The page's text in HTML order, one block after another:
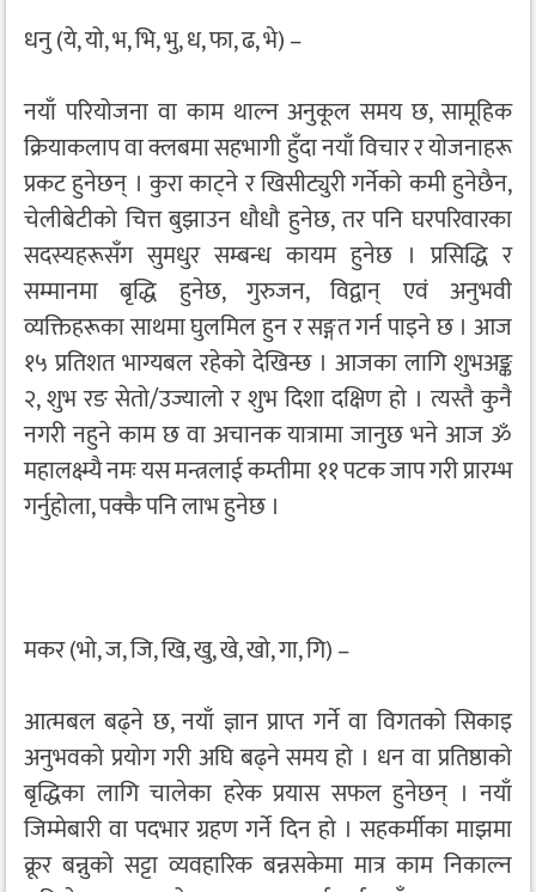
धनु (ये, यो, भ, भि, भु, ध, फा, ढ, भे) –
नयाँ परियोजना वा काम थाल्न अनुकूल समय छ, सामूहिक
क्रियाकलाप वा क्लबमा सहभागी हुँदा नयाँ विचार र योजनाहरू
प्रकट हुनेछन् । कुरा काट्ने र खिसीट्युरी गर्नेको कमी हुनेछैन,
चेलीबेटीको चित्त बुझाउन धौधौ हुनेछ, तर पनि घरपरिवारका
सदस्यहरूसँग सुमधुर सम्बन्ध कायम हुनेछ । प्रसिद्धि र
सम्मानमा बृद्धि हुनेछ, गुरुजन, विद्वान् एवं अनुभवी
व्यक्तिहरूका साथमा घुलमिल हुन र सङ्गत गर्न पाइने छ । आज
१५ प्रतिशत भाग्यबल रहेको देखिन्छ । आजका लागि शुभअङ्क
२, शुभ रङ सेतो/उज्यालो र शुभ दिशा दक्षिण हो । त्यस्तै कुनै
नगरी नहुने काम छ वा अचानक यात्रामा जानुछ भने आज ॐ
महालक्ष्म्यै नमः यस मन्त्रलाई कम्तीमा ११ पटक जाप गरी प्रारम्भ
गर्नुहोला, पक्कै पनि लाभ हुनेछ ।
मकर (भो, ज, जि, खि, खु, खे, खो, गा, गि) –
आत्मबल बढ्ने छ, नयाँ ज्ञान प्राप्त गर्ने वा विगतको सिकाइ
अनुभवको प्रयोग गरी अघि बढ्ने समय हो । धन वा प्रतिष्ठाको
बृद्धिका लागि चालेका हरेक प्रयास सफल हुनेछन् । नयाँ
जिम्मेबारी वा पदभार ग्रहण गर्ने दिन हो । सहकर्मीका माझमा
क्रूर बन्नुको सट्टा व्यवहारिक बन्नसकेमा मात्र काम निकाल्न